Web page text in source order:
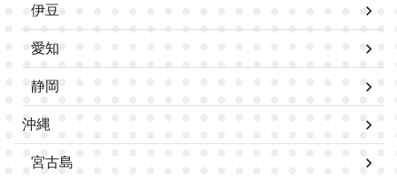
伊豆
愛知
静岡
沖縄
宮古島